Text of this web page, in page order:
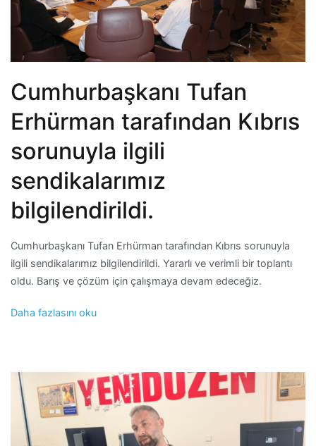
Cumhurbaşkanı Tufan
Erhürman tarafından Kıbrıs
sorunuyla ilgili
sendikalarımız
bilgilendirildi.
Cumhurbaşkanı Tufan Erhürman tarafından Kıbrıs sorunuyla
ilgili sendikalarımız bilgilendirildi. Yararlı ve verimli bir toplantı
oldu. Barış ve çözüm için çalışmaya devam edeceğiz.
Daha fazlasını oku